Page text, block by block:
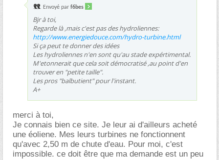
Envoyé par f6bes
Bjr à toi,
Regarde là ,mais c'est pas des hydroliennes:
http://www.energiedouce.com/hydro-turbine.html
Si ça peut te donner des idées
Les hydroliennes n'en sont qu'au stade expértimental.
M'etonnerait que cela soit démocratisé ,au point d'en
trouver en "petite taille".
Les pros "balbutient" pour l'instant.
A+
merci à toi,
Je connais bien ce site. Je leur ai d'ailleurs acheté
une éoliene. Mes leurs turbines ne fonctionnent
qu'avec 2,50 m de chute d'eau. Pour moi, c'est
impossible. ce doit être que ma demande est un peu